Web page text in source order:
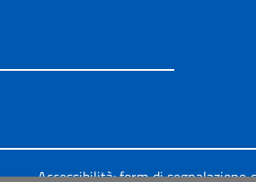
Accessibilità: form di